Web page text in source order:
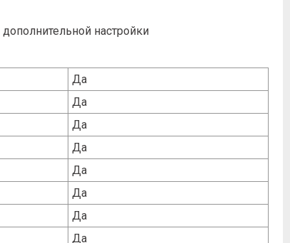
настройки
Да
Да
Да
Да
Да
Да
Да
Да